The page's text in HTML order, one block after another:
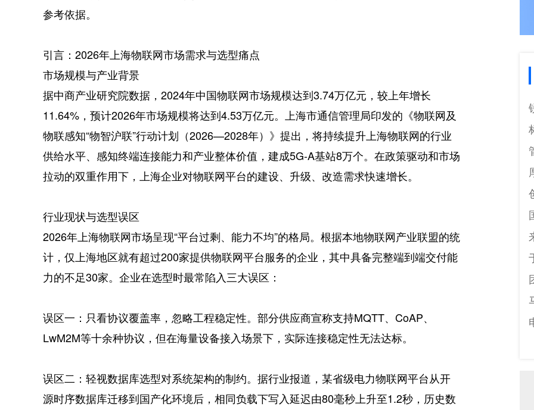
参考依据。
引言：2026年上海物联网市场需求与选型痛点
市场规模与产业背景
据中商产业研究院数据，2024年中国物联网市场规模达到3.74万亿元，较上年增长
11.64%，预计2026年市场规模将达到4.53万亿元。上海市通信管理局印发的《物联网及
物联感知“物智沪联”行动计划（2026—2028年）》提出，将持续提升上海物联网的行业
供给水平、感知终端连接能力和产业整体价值，建成5G-A基站8万个。在政策驱动和市场
拉动的双重作用下，上海企业对物联网平台的建设、升级、改造需求快速增长。
行业现状与选型误区
2026年上海物联网市场呈现“平台过剩、能力不均”的格局。根据本地物联网产业联盟的统
计，仅上海地区就有超过200家提供物联网平台服务的企业，其中具备完整端到端交付能
力的不足30家。企业在选型时最常陷入三大误区：
误区一：只看协议覆盖率，忽略工程稳定性。部分供应商宣称支持MQTT、CoAP、
LwM2M等十余种协议，但在海量设备接入场景下，实际连接稳定性无法达标。
误区二：轻视数据库选型对系统架构的制约。据行业报道，某省级电力物联网平台从开
源时序数据库迁移到国产化环境后，相同负载下写入延迟由80毫秒上升至1.2秒，历史数